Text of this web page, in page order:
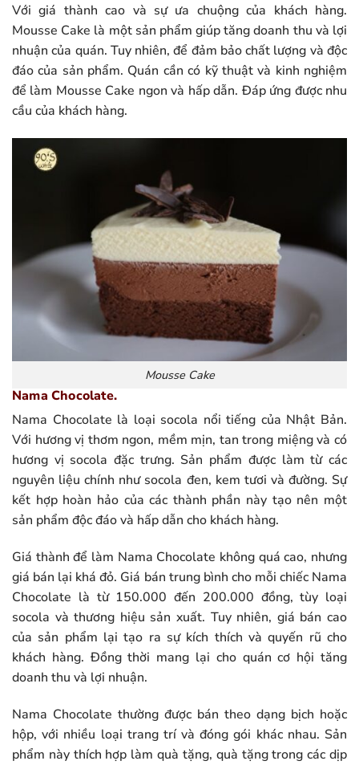
Với giá thành cao và sự ưa chuộng của khách hàng.
Mousse Cake là một sản phẩm giúp tăng doanh thu và lợi
nhuận của quán. Tuy nhiên, để đảm bảo chất lượng và độc
đáo của sản phẩm. Quán cần có kỹ thuật và kinh nghiệm
để làm Mousse Cake ngon và hấp dẫn. Đáp ứng được nhu
cầu của khách hàng.
Mousse Cake
Nama Chocolate.
Nama Chocolate là loại socola nổi tiếng của Nhật Bản.
Với hương vị thơm ngon, mềm mịn, tan trong miệng và có
hương vị socola đặc trưng. Sản phẩm được làm từ các
nguyên liệu chính như socola đen, kem tươi và đường. Sự
kết hợp hoàn hảo của các thành phần này tạo nên một
sản phẩm độc đáo và hấp dẫn cho khách hàng.
Giá thành để làm Nama Chocolate không quá cao, nhưng
giá bán lại khá đỏ. Giá bán trung bình cho mỗi chiếc Nama
Chocolate là từ 150.000 đến 200.000 đồng, tùy loại
socola và thương hiệu sản xuất. Tuy nhiên, giá bán cao
của sản phẩm lại tạo ra sự kích thích và quyến rũ cho
khách hàng. Đồng thời mang lại cho quán cơ hội tăng
doanh thu và lợi nhuận.
Nama Chocolate thường được bán theo dạng bịch hoặc
hộp, với nhiều loại trang trí và đóng gói khác nhau. Sản
phẩm này thích hợp làm quà tặng, quà tặng trong các dịp